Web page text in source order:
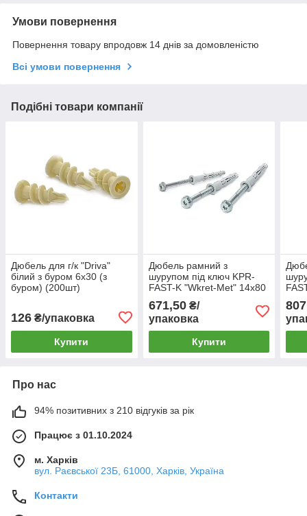
Умови повернення
Повернення товару впродовж 14 днів за домовленістю
Всі умови повернення
Подібні товари компанії
Дюбель для г/к "Driva"
білий з буром 6х30 (з
буром) (200шт)
126 ₴/упаковка
Купити
Дюбель рамний з
шурупом під ключ KPR-
FAST-K "Wkret-Met" 14х80
671,50₴/
упаковка
Купити
Про нас
94% позитивних з 210 відгуків за рік
Працює з 01.10.2024
м. Харків
вул. Раєвської 23Б, 61000, Харків, Україна
Контакти